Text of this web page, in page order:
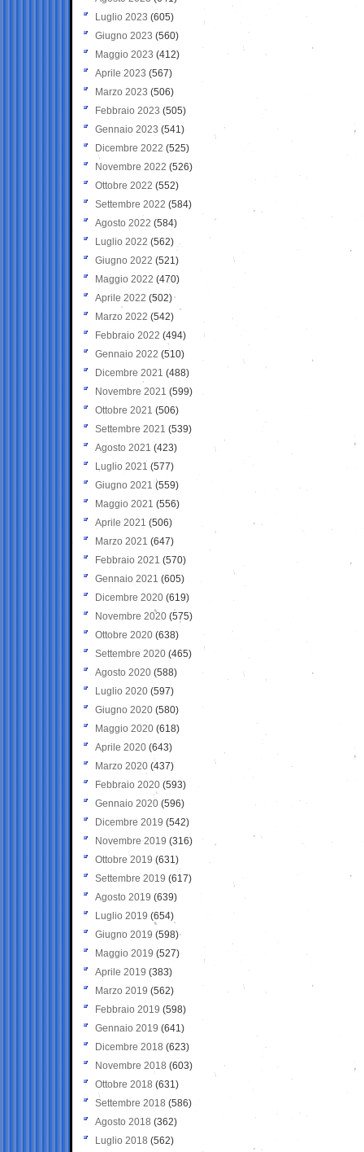
Luglio 2023 (605)
Giugno 2023 (560)
Maggio 2023 (412)
Aprile 2023 (567)
Marzo 2023 (506)
Febbraio 2023 (505)
Gennaio 2023 (541)
Dicembre 2022 (525)
Novembre 2022 (526)
Ottobre 2022 (552)
Settembre 2022 (584)
Agosto 2022 (584)
Luglio 2022 (562)
Giugno 2022 (521)
Maggio 2022 (470)
Aprile 2022 (502)
Marzo 2022 (542)
Febbraio 2022 (494)
Gennaio 2022 (510)
Dicembre 2021 (488)
Novembre 2021 (599)
Ottobre 2021 (506)
Settembre 2021 (539)
Agosto 2021 (423)
Luglio 2021 (577)
Giugno 2021(559)
Maggio 2021 (556)
Aprile 2021 (506)
Marzo 2021 (647)
Febbraio 2021 (570)
Gennaio 2021 (605)
Dicembre 2020 (619)
Novembre 2020 (575)
Ottobre 2020 (638)
Settembre 2020(465)
Agosto 2020 (588)
Luglio 2020 (597)
Giugno 2020 (580)
Maggio 2020 (618)
Aprile 2020 (643)
Marzo 2020 (437)
Febbraio 2020 (593)
Gennaio 2020 (596)
Dicembre 2019 (542)
Novembre 2019 (316)
Ottobre 2019 (631)
Settembre 2019 (617)
Agosto 2019 (639)
Luglio 2019 (654)
Giugno 2019 (598)
Maggio 2019 (527)
Aprile 2019 (383)
Marzo 2019 (562)
Febbraio 2019 (598)
Gennaio 2019 (641)
Dicembre 2018 (623)
Novembre 2018 (603)
Ottobre 2018 (631)
Settembre 2018 (586)
Agosto 2018 (362)
Luglio 2018 (562)